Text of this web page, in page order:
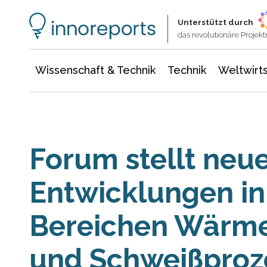
Unterstützt durch
das revolutionäre
Wissenschaft & Technik Technik
Forum stellt
Entwicklungen
Bereichen
und